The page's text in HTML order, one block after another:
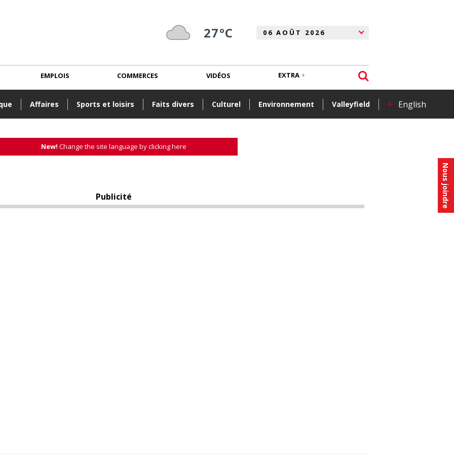
Nous joindre
27°C
Affaires Sports et loisirs Faits divers Culturel Environnement Valleyfield + English
EMPLOIS COMMERCES VIDÉOS EXTRA
New! Change the site language by clicking here
Publicité